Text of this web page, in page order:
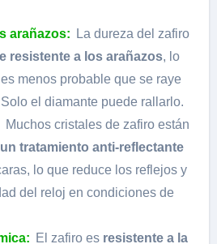
arañazos:
La dureza del zafiro
resistente a los arañazos, lo
menos probable que se raye
el diamante puede rallarlo.
Muchos cristales de zafiro están
tratamiento anti-reflectante
lo que reduce los reflejos y
del reloj en condiciones de
El zafiro es resistente a la